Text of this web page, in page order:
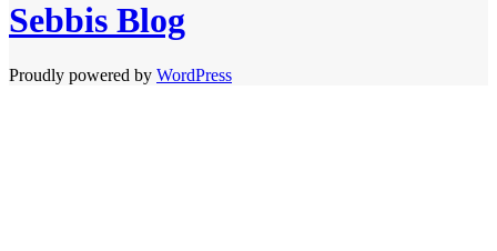
Sebbis Blog
Proudly powered by WordPress